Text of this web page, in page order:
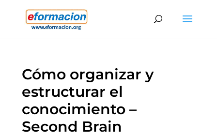
Cómo organizar y
estructurar el
conocimiento –
Second Brain